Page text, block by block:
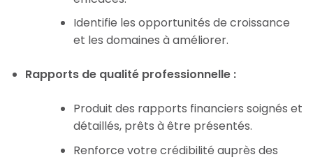
Identifie les opportunités de croissance
et les domaines à améliorer.
Rapports de qualité professionnelle :
Produit des rapports financiers soignés et
détaillés, prêts à être présentés.
Renforce votre crédibilité auprès des